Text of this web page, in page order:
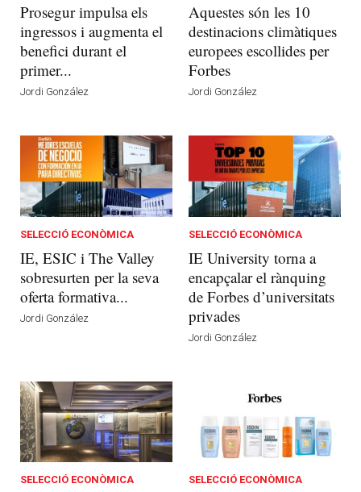
Prosegur impulsa els
ingressos i augmenta el
benefici durant el
primer...
Jordi González
Aquestes són les 10
destinacions climàtiques
europees escollides per
Forbes
Jordi González
SELECCIÓ ECONÒMICA
IE, ESIC i The Valley
sobresurten per la seva
oferta formativa...
Jordi González
SELECCIÓ ECONÒMICA
IE University torna a
encapçalar el rànquing
de Forbes d’universitats
privades
Jordi González
SELECCIÓ ECONÒMICA SELECCIÓ ECONÒMICA